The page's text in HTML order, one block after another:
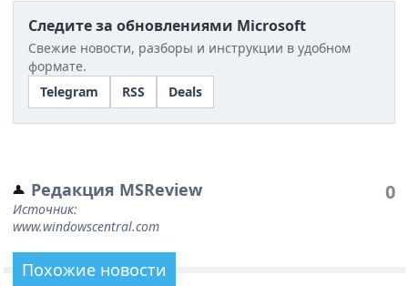
Следите за обновлениями Microsoft
Свежие новости, разборы и инструкции в удобном
формате.
Telegram
RSS Deals
Редакция MSReview
Источник:
www.windowscentral.com
0
Похожие новости